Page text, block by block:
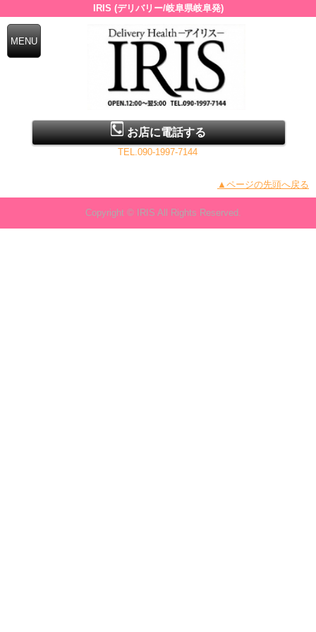
IRIS (デリバリー/岐阜県岐阜発)
お店に電話する
TEL.090-1997-7144
▲ページの先頭へ戻る
Copyright © IRIS All Rights Reserved.